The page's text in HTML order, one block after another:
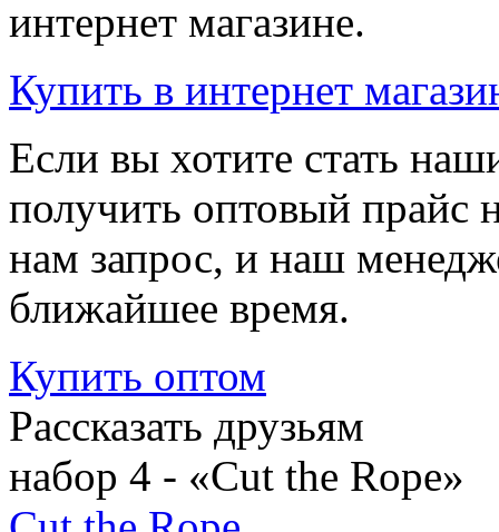
интернет магазине.
Купить в интернет
Если вы хотите стать
получить оптовый
нам запрос, и наш
ближайшее время.
Купить оптом
Рассказать друзьям
набор 4 - «Cut the Rope»